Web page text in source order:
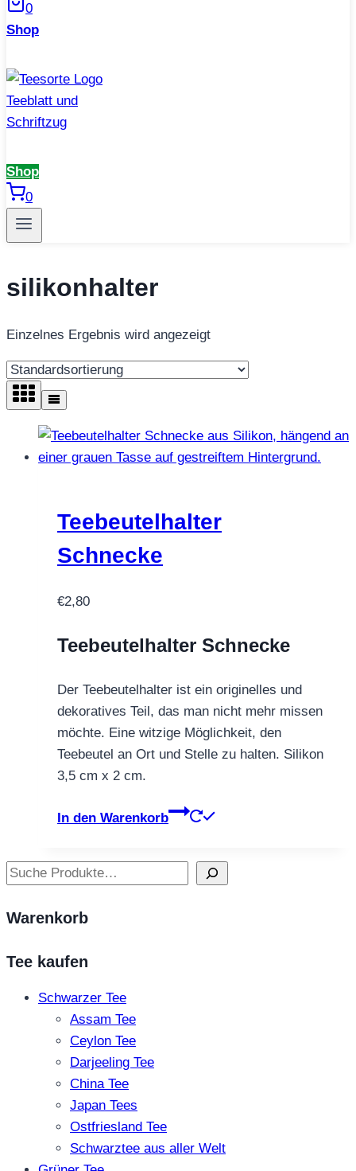
0
Shop
Shop
0
silikonhalter
Einzelnes Ergebnis wird angezeigt
Teebeutelhalter
Schnecke
€2,80
Teebeutelhalter Schnecke
Der Teebeutelhalter ist ein originelles und
dekoratives Teil, das man nicht mehr missen
möchte. Eine witzige Möglichkeit, den
Teebeutel an Ort und Stelle zu halten. Silikon
3,5 cm x 2 cm.
In den Warenkorb
Suchen
Warenkorb
Tee kaufen
Schwarzer Tee
Assam Tee
Ceylon Tee
Darjeeling Tee
China Tee
Japan Tees
Ostfriesland Tee
Schwarztee aus aller Welt